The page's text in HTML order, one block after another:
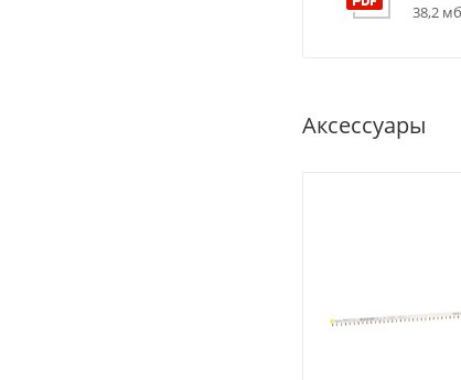
38,2 мб
Аксессуары